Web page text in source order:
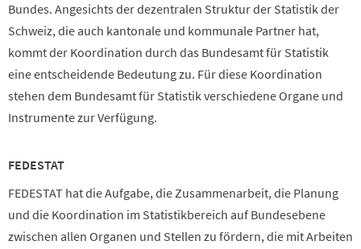
Bundes. Angesichts der dezentralen Struktur der Statistik der
Schweiz, die auch kantonale und kommunale Partner hat,
kommt der Koordination durch das Bundesamt für Statistik
eine entscheidende Bedeutung zu. Für diese Koordination
stehen dem Bundesamt für Statistik verschiedene Organe und
Instrumente zur Verfügung.
FEDESTAT
FEDESTAT hat die Aufgabe, die Zusammenarbeit, die Planung
und die Koordination im Statistikbereich auf Bundesebene
zwischen allen Organen und Stellen zu fördern, die mit Arbeiten